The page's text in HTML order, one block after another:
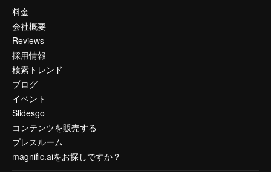
料金
会社概要
Reviews
採用情報
検索トレンド
ブログ
イベント
Slidesgo
コンテンツを販売する
プレスルーム
magnific.aiをお探しですか？